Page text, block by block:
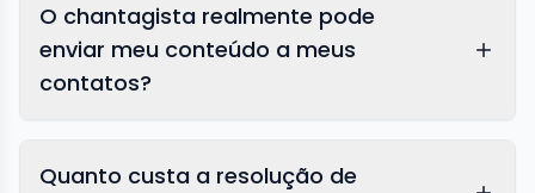
O chantagista realmente pode
enviar meu conteúdo a meus
contatos?
Quanto custa a resolução de